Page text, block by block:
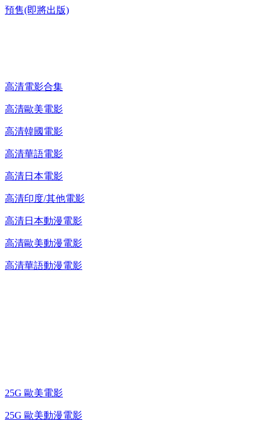
預售(即將出版)
高清電影合集
高清歐美電影
高清韓國電影
高清華語電影
高清日本電影
高清印度/其他電影
高清日本動漫電影
高清歐美動漫電影
高清華語動漫電影
25G 歐美電影
25G 歐美動漫電影